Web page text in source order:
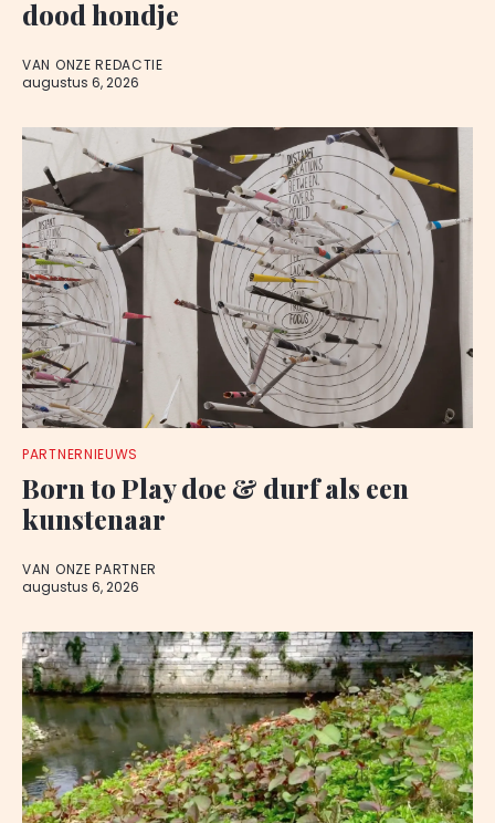
dood hondje
VAN ONZE REDACTIE
augustus 6, 2026
PARTNERNIEUWS
Born to Play doe & durf als een
kunstenaar
VAN ONZE PARTNER
augustus 6, 2026